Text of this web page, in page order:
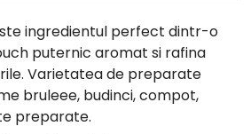
ingredientul perfect dintr-o
puternic aromat si rafina
Varietatea de preparate
bruleee, budinci, compot,
preparate.